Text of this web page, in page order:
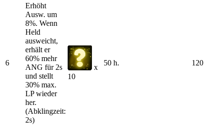
6
Erhöht
Ausw. um
8%. Wenn
Held
ausweicht,
erhält er
60% mehr
ANG für 2s
und stellt
30% max.
LP wieder
her.
(Abklingzeit:
2s)
x
10
50 h. 120